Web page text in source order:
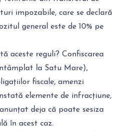
impozabile, care se declară
general este de 10% pe
aceste reguli? Confiscarea
la Satu Mare),
fiscale, amenzi
elemente de infracțiune,
deja că poate sesiza
în acest caz.